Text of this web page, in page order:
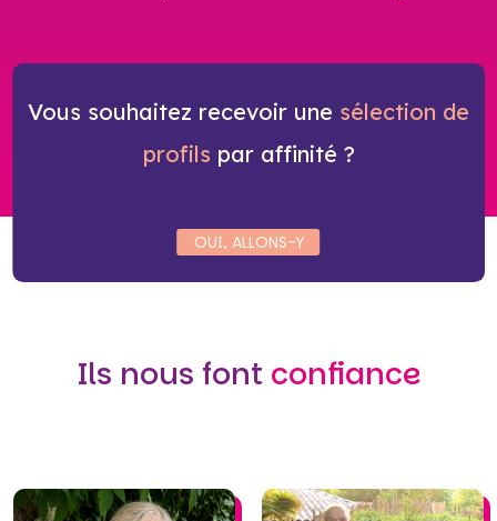
Vous souhaitez recevoir une sélection de
profils par affinité ?
OUI, ALLONS-Y
Ils nous font confiance